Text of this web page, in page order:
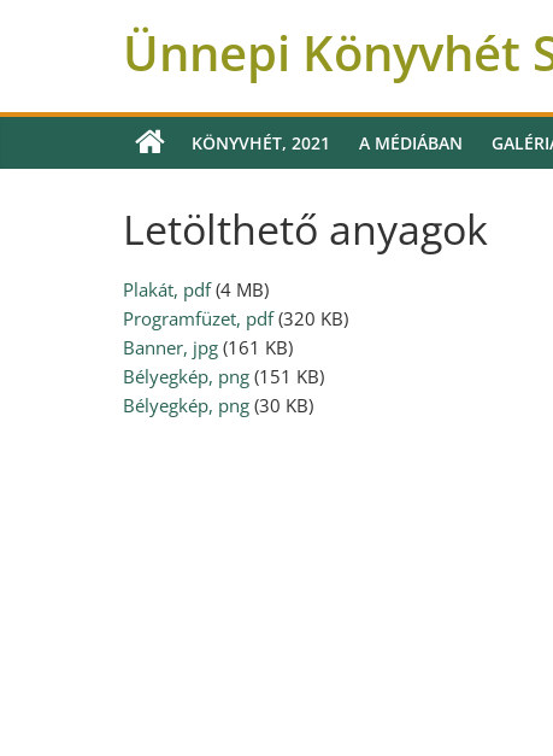
Ünnepi Könyvhét
KÖNYVHÉT, 2021 A MÉDIÁBAN
Letölthető anyagok
Plakát, pdf(4 MB)
Programfüzet, pdf(320 KB)
Banner, jpg (161 KB)
Bélyegkép, png (151 KB)
Bélyegkép, png (30 KB)